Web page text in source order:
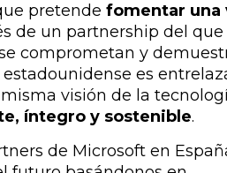
pretende fomentar una
de un partnership del
comprometan y
es
visión de la
íntegro y sostenible.
de Microsoft en